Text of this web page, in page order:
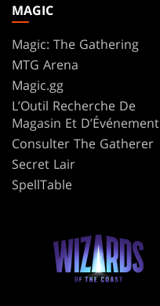
MAGIC
Magic: The Gathering
MTG Arena
Magic.gg
L’Outil Recherche De
Magasin Et D’Événement
Consulter The Gatherer
Secret Lair
SpellTable